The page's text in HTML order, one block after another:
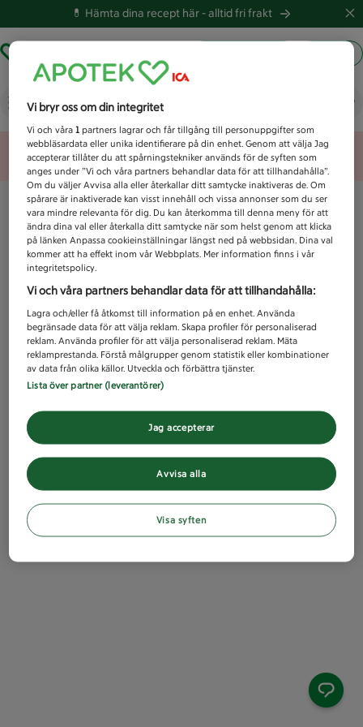
💊 Hämta dina recept här -alltid fri frakt
Vad letar du efter idag?
Unknown error
Vi bryr oss om din integritet
Vi och våra1 partners lagrar och får tillgång till personuppgifter som
webbläsardata eller unika identifierare på din enhet. Genom att välja Jag
accepterar tillåter du att spårningstekniker används för de syften som
anges under ”Vi och våra partners behandlar data för att tillhandahålla”.
Om du väljer Avvisa alla eller återkallar ditt samtycke inaktiveras de. Om
spårare är inaktiverade kan visst innehåll och vissa annonser som du ser
vara mindre relevanta för dig. Du kan återkomma till denna meny för att
ändra dina val eller återkalla ditt samtycke när som helst genom att klicka
på länken Anpassa cookieinställningar längst ned på webbsidan. Dina val
kommer att ha effekt inom vår Webbplats. Mer information finns i vår
integritetspolicy.
Vi och våra partners behandlar data för att tillhandahålla:
Lagra och/eller få åtkomst till information på en enhet. Använda
begränsade data för att välja reklam. Skapa profiler för personaliserad
reklam. Använda profiler för att välja personaliserad reklam. Mäta
reklamprestanda. Förstå målgrupper genom statistik eller kombinationer
av data från olika källor. Utveckla och förbättra tjänster.
Lista över partner (leverantörer)
Avvisa alla
Jag accepterar
Visa syften